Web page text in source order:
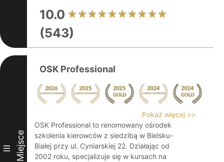
10.0
(543)
III Miejsce
OSK Professional
Pokaż więcej >>
OSK Professional to renomowany ośrodek
szkolenia kierowców z siedzibą w Bielsku-
Białej przy ul. Cyniarskiej 22. Działając od
2002 roku, specjalizuje się w kursach na